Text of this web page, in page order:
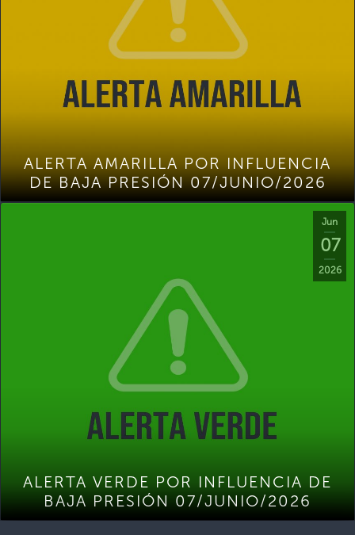
ALERTA AMARILLA POR INFLUENCIA
DE BAJA PRESIÓN 07/JUNIO/2026
Jun
07
2026
ALERTA VERDE POR INFLUENCIA DE
BAJA PRESIÓN 07/JUNIO/2026